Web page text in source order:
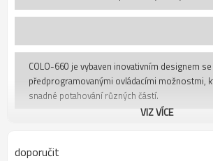
COLO-660 je vybaven inovativním designem
předprogramovanými ovládacími možnostmi,
snadné potahování různých částí.
VIZ VÍCE
doporučit